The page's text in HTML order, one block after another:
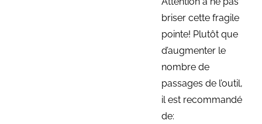
briser cette fragile
pointe! Plutôt que
d’augmenter le
nombre de
passages de l’outil,
il est recommandé
de: